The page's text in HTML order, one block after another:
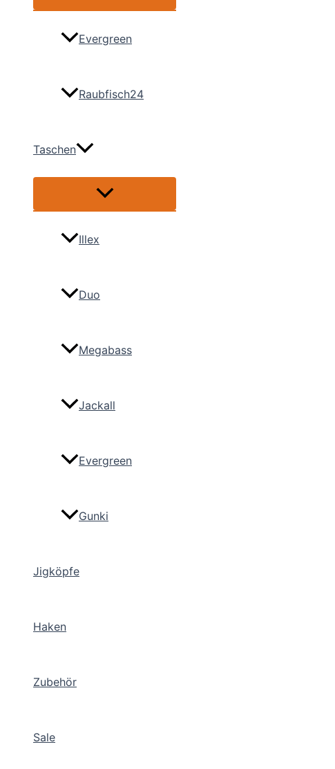
Evergreen
Raubfisch24
Taschen
Menü
Illex
Duo
Megabass
Jackall
Evergreen
Gunki
Jigköpfe
Haken
Zubehör
Sale